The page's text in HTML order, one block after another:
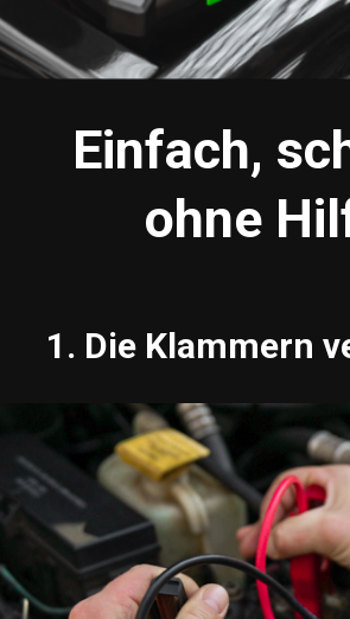
Einfach,
ohne
1. Die Klammern